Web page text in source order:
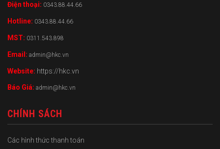
Điện thoại: 0343.88.44.66
Hotline: 0343.88.44.66
MST: 0311.543.898
Email: admin@hkc.vn
Website: https://hkc.vn
Báo Giá: admin@hkc.vn
CHÍNH SÁCH
Các hình thức thanh toán